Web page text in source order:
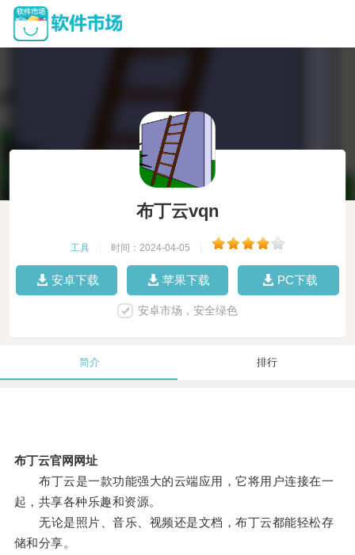
布丁云vqn
工具 时间：2024-04-05
安卓下载 苹果下载 PC下载
安卓市场，安全绿色
简介 排行
布丁云官网网址
布丁云是一款功能强大的云端应用，它将用户连接在一
起，共享各种乐趣和资源。
无论是照片、音乐、视频还是文档，布丁云都能轻松存
储和分享。